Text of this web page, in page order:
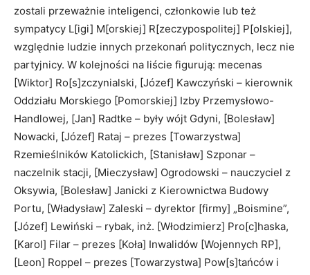
zostali przeważnie inteligenci, członkowie lub też
sympatycy L[igi] M[orskiej] R[zeczypospolitej] P[olskiej],
względnie ludzie innych przekonań politycznych, lecz nie
partyjnicy. W kolejności na liście figurują: mecenas
[Wiktor] Ro[s]zczynialski, [Józef] Kawczyński – kierownik
Oddziału Morskiego [Pomorskiej] Izby Przemysłowo-
Handlowej, [Jan] Radtke – były wójt Gdyni, [Bolesław]
Nowacki, [Józef] Rataj – prezes [Towarzystwa]
Rzemieślników Katolickich, [Stanisław] Szponar –
naczelnik stacji, [Mieczysław] Ogrodowski – nauczyciel z
Oksywia, [Bolesław] Janicki z Kierownictwa Budowy
Portu, [Władysław] Zaleski – dyrektor [firmy] „Boismine”,
[Józef] Lewiński – rybak, inż. [Włodzimierz] Pro[c]haska,
[Karol] Filar – prezes [Koła] Inwalidów [Wojennych RP],
[Leon] Roppel – prezes [Towarzystwa] Pow[s]tańców i